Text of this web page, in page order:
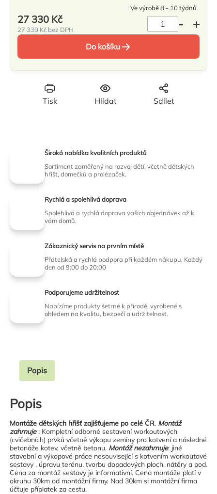
hvězdiček.
Tisk Hlídat Sdílet
Ve výrobě 8 - 10 týdnů
27 330 Kč
27 330 Kč bez DPH
Měrná
cena:
Do košíku
Široká nabídka kvalitních produktů
Sortiment zaměřený na rozvoj dětí, včetně dětských
hřišť, domečků a prolézaček.
Rychlá a spolehlivá doprava
Spolehlivá a rychlá doprava vašich objednávek až k
vám domů.
Zákaznický servis na prvním místě
Přátelská a rychlá podpora při každém nákupu. Každý
den od 9:00 do 20:00
Podporujeme udržitelnost
Nabízíme produkty šetrné k přírodě, vyrobené s
ohledem na kvalitu, bezpečí a udržitelnost.
Popis
Popis
Montáže dětských hřišť zajišťujeme po celé ČR. Montáž
zahrnuje: Kompletní odborné sestavení workoutových
(cvičebních) prvků včetně výkopu zeminy pro kotvení a následné
betonáže kotev, včetně betonu. Montáž nezahrnuje: jiné
stavební a výkopové práce nesouvisející s kotvením workoutové
sestavy , úpravu terénu, tvorbu dopadových ploch, nátěry a pod.
Cena za montáž sestavy je informativní. Cena montáže platí v
okruhu 30km od montážní firmy. Nad 30km si montážní firma
účtuje příplatek za cestu.